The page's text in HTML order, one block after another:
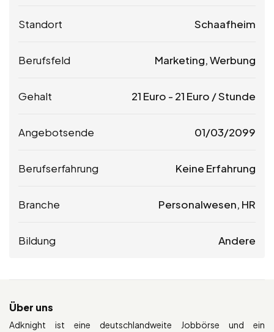
Standort Schaafheim
Berufsfeld Marketing, Werbung
Gehalt 21 Euro - 21 Euro / Stunde
Angebotsende 01/03/2099
Berufserfahrung Keine Erfahrung
Branche Personalwesen, HR
Bildung Andere
Über uns
Adknight ist eine deutschlandweite Jobbörse und ein